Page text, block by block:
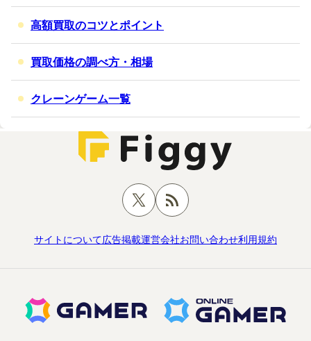
高額買取のコツとポイント
買取価格の調べ方・相場
クレーンゲーム一覧
サイトについて広告掲載運営会社お問い合わせ利用規約